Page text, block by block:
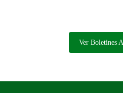
Ver Boletines